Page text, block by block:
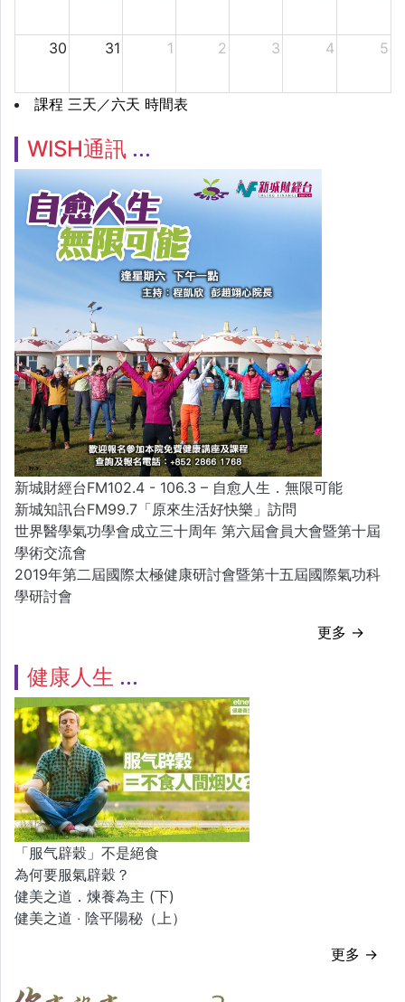
30 31 1 2 3 4 5
課程 三天／六天 時間表
WISH通訊
新城財經台FM102.4 - 106.3 – 自愈人生．無限可能
新城知訊台FM99.7「原來生活好快樂」訪問
世界醫學氣功學會成立三十周年 第六屆會員大會暨第十屆
學術交流會
2019年第二屆國際太極健康研討會暨第十五屆國際氣功科
學研討會
更多 →
健康人生
「服气辟穀」不是絕食
為何要服氣辟穀？
健美之道．煉養為主 (下)
健美之道 ‧ 陰平陽秘（上）
更多 →